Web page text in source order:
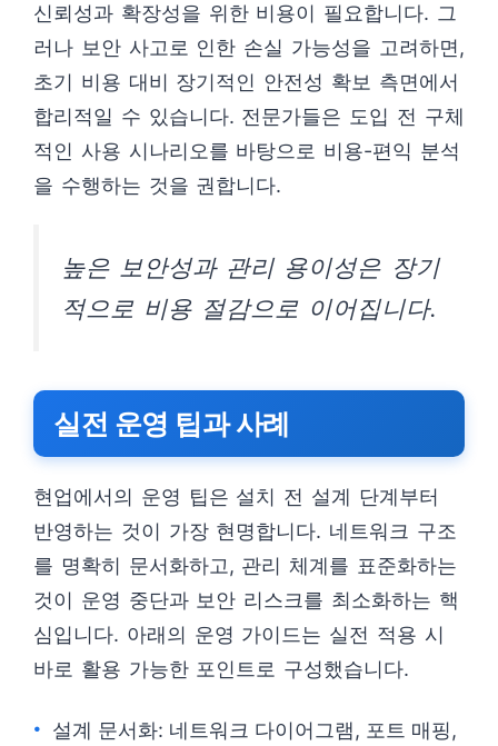
신뢰성과 확장성을 위한 비용이 필요합니다. 그
러나 보안 사고로 인한 손실 가능성을 고려하면,
초기 비용 대비 장기적인 안전성 확보 측면에서
합리적일 수 있습니다. 전문가들은 도입 전 구체
적인 사용 시나리오를 바탕으로 비용-편익 분석
을 수행하는 것을 권합니다.
높은 보안성과 관리 용이성은 장기
적으로 비용 절감으로 이어집니다.
실전 운영 팁과 사례
현업에서의 운영 팁은 설치 전 설계 단계부터
반영하는 것이 가장 현명합니다. 네트워크 구조
를 명확히 문서화하고, 관리 체계를 표준화하는
것이 운영 중단과 보안 리스크를 최소화하는 핵
심입니다. 아래의 운영 가이드는 실전 적용 시
바로 활용 가능한 포인트로 구성했습니다.
설계 문서화: 네트워크 다이어그램, 포트 매핑,